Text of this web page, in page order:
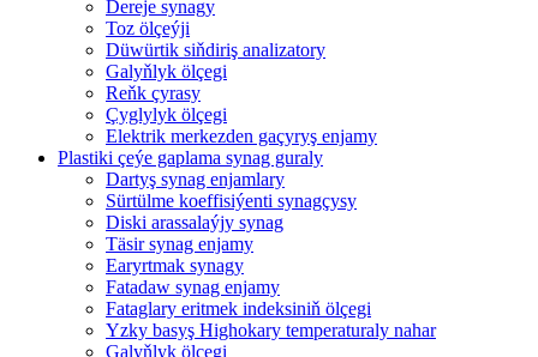
Dereje synagy
Toz ölçeýji
Düwürtik siňdiriş analizatory
Galyňlyk ölçegi
Reňk çyrasy
Çyglylyk ölçegi
Elektrik merkezden gaçyryş enjamy
Plastiki çeýe gaplama synag guraly
Dartyş synag enjamlary
Sürtülme koeffisiýenti synagçysy
Diski arassalaýjy synag
Täsir synag enjamy
Earyrtmak synagy
Fatadaw synag enjamy
Fataglary eritmek indeksiniň ölçegi
Yzky basyş Highokary temperaturaly nahar
Galyňlyk ölçegi